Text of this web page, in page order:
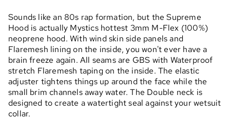
Sounds like an 80s rap formation, but the Supreme
Hood is actually Mystics hottest 3mm M-Flex (100%)
neoprene hood. With wind skin side panels and
Flaremesh lining on the inside, you won't ever have a
brain freeze again. All seams are GBS with Waterproof
stretch Flaremesh taping on the inside. The elastic
adjuster tightens things up around the face while the
small brim channels away water. The Double neck is
designed to create a watertight seal against your wetsuit
collar.